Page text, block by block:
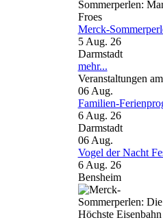
Merck-
5 Aug. 26
Darmstadt
mehr...
Veranstaltungen
06 Aug.
Familien-
6 Aug. 26
Darmstadt
06 Aug.
Vogel der Nacht
6 Aug. 26
Bensheim